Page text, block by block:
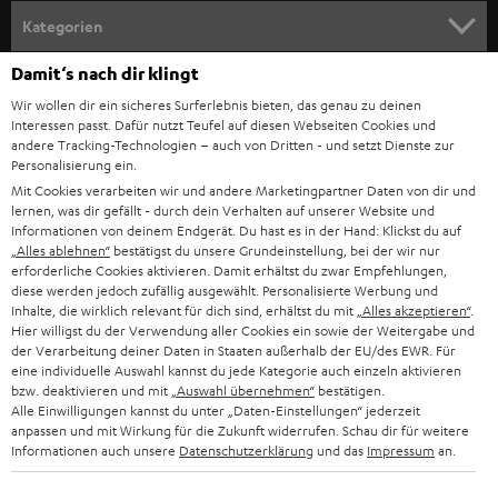
n
m
e
l
d
u
n
g
Kategorien
HEIMKINO
HEIMKINO-KOMPLETTANLAGEN
SOUNDBARS
STEREO
SMART HOME
BLUETOOTH-LAUTSPRECHER
KOPFHÖRER
BLUETOOTH-KOPFHÖRER
STEREOANLAGEN
Unternehmen
SUPPORT
KARRIERE
PRESSE & MARKETING
GESCHÄFTSKUNDEN
PARTNERPROGRAMM
BLOG
NEWSLETTER
Teufel Onlineshops
DEUTSCHLAND
ÖSTERREICH
SCHWEIZ
NIEDERLANDE
Damit‘s nach dir klingt
Wir wollen dir ein sicheres Surferlebnis bieten, das genau zu deinen
Interessen passt. Dafür nutzt Teufel auf diesen Webseiten Cookies und
andere Tracking-Technologien – auch von Dritten - und setzt Dienste zur
Personalisierung ein.
Mit Cookies verarbeiten wir und andere Marketingpartner Daten von dir und
lernen, was dir gefällt - durch dein Verhalten auf unserer Website und
Informationen von deinem Endgerät. Du hast es in der Hand: Klickst du auf
„Alles ablehnen“ bestätigst du unsere Grundeinstellung, bei der wir nur
erforderliche Cookies aktivieren. Damit erhältst du zwar Empfehlungen,
diese werden jedoch zufällig ausgewählt. Personalisierte Werbung und
Inhalte, die wirklich relevant für dich sind, erhältst du mit „Alles akzeptieren“.
Hier willigst du der Verwendung aller Cookies ein sowie der Weitergabe und
der Verarbeitung deiner Daten in Staaten außerhalb der EU/des EWR. Für
eine individuelle Auswahl kannst du jede Kategorie auch einzeln aktivieren
bzw. deaktivieren und mit „Auswahl übernehmen“ bestätigen.
Alle Einwilligungen kannst du unter „Daten-Einstellungen“ jederzeit
anpassen und mit Wirkung für die Zukunft widerrufen. Schau dir für weitere
Informationen auch unsere Datenschutzerklärung und das Impressum an.